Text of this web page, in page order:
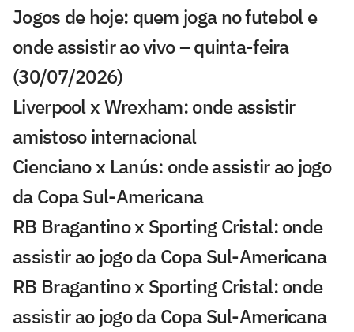
Jogos de hoje: quem joga no futebol e
onde assistir ao vivo – quinta-feira
(30/07/2026)
Liverpool x Wrexham: onde assistir
amistoso internacional
Cienciano x Lanús: onde assistir ao jogo
da Copa Sul-Americana
RB Bragantino x Sporting Cristal: onde
assistir ao jogo da Copa Sul-Americana
RB Bragantino x Sporting Cristal: onde
assistir ao jogo da Copa Sul-Americana